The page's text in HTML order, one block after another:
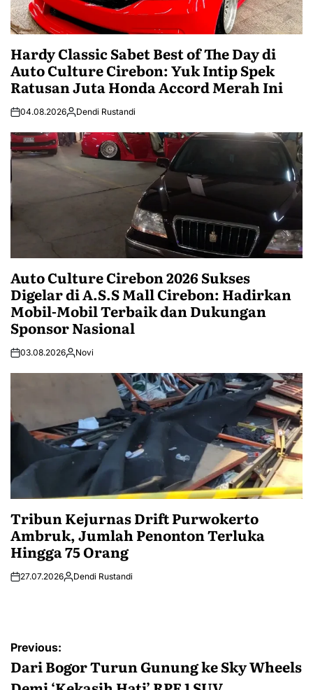
Hardy Classic Sabet Best of The Day di
Auto Culture Cirebon: Yuk Intip Spek
Ratusan Juta Honda Accord Merah Ini
04.08.2026 Dendi Rustandi
Auto Culture Cirebon 2026 Sukses
Digelar di A.S.S Mall Cirebon: Hadirkan
Mobil-Mobil Terbaik dan Dukungan
Sponsor Nasional
03.08.2026 Novi
Tribun Kejurnas Drift Purwokerto
Ambruk, Jumlah Penonton Terluka
Hingga 75 Orang
27.07.2026 Dendi Rustandi
Post
navigation
Previous:
Dari Bogor Turun Gunung ke Sky Wheels